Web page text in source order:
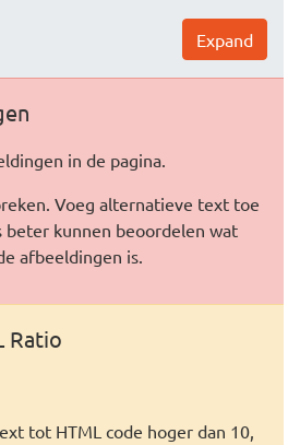
Expand
in de pagina.
Voeg alternatieve text toe
beter kunnen beoordelen wat
afbeeldingen is.
Ratio
tot HTML code hoger dan 10,